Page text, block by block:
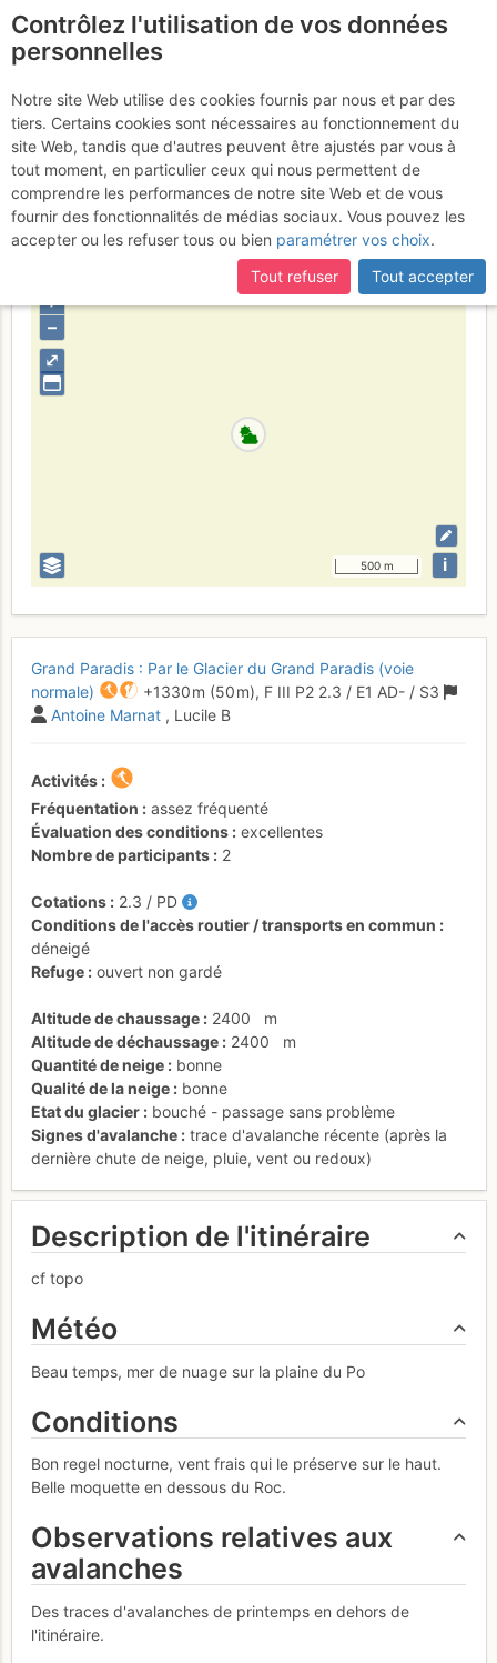
Grand Paradis : Par le
Glacier du Grand Paradis
(voie normale)
Vendredi 26 mai 2017
Grand Paradis
⤢
+
–
500 m i
Grand Paradis : Par le Glacier du Grand Paradis (voie
normale)
+1330 m (50 m), F III P2 2.3 / E1 AD- / S3
Antoine Marnat , Lucile B
Activités
Fréquentation
assez fréquenté
Évaluation des conditions
excellentes
Nombre de participants
2
Cotations 2.3 / PD
Conditions de l'accès routier / transports en commun
déneigé
Refuge
ouvert non gardé
Altitude de chaussage 2400
m
Altitude de déchaussage
2400
m
Quantité de neige
bonne
Qualité de la neige
bonne
Etat du glacier
bouché - passage sans problème
Signes d'avalanche
trace d'avalanche récente (après la
dernière chute de neige, pluie, vent ou redoux)
Description de l'itinéraire
cf topo
Météo
Beau temps, mer de nuage sur la plaine du Po
Conditions
Bon regel nocturne, vent frais qui le préserve sur le haut.
Belle moquette en dessous du Roc.
Observations relatives aux
avalanches
Des traces d'avalanches de printemps en dehors de
l'itinéraire.
Contrôlez l'utilisation de vos données
personnelles
Notre site Web utilise des cookies fournis par nous et par des
tiers. Certains cookies sont nécessaires au fonctionnement du
site Web, tandis que d'autres peuvent être ajustés par vous à
tout moment, en particulier ceux qui nous permettent de
comprendre les performances de notre site Web et de vous
fournir des fonctionnalités de médias sociaux. Vous pouvez les
accepter ou les refuser tous ou bien paramétrer vos choix.
Tout refuser
Tout accepter